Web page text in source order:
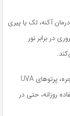
آکنه، لک یا پیری
در برابر نور
حتی در روزهای ابری، داخل ماشین، یا پشت پنجره، پرتوهای UVA
روزانه، حتی در